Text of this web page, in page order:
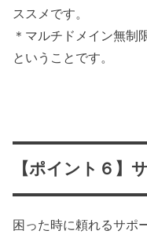
ススメです。
＊マルチドメイン無制
ということです。
【ポイント６】
困った時に頼れるサポ